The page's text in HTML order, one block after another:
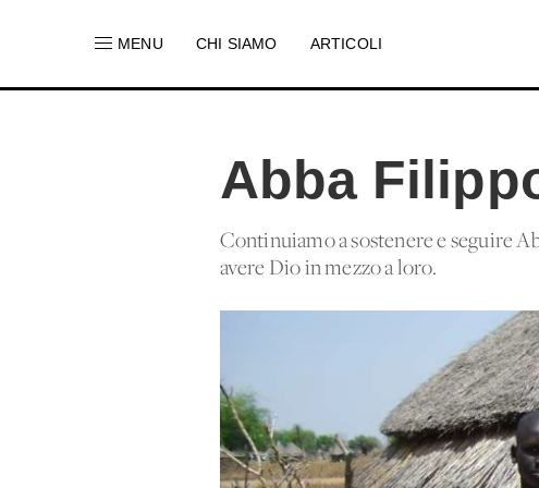
MENU CHI SIAMO ARTICOLI
Abba
Continuiamo a sostenere e seguire
avere Dio in mezzo a loro.